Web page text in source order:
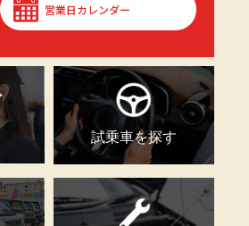
営業日カレンダー
試乗車を探す